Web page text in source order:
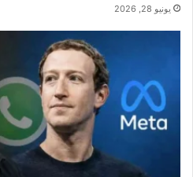
يونيو 28, 2026